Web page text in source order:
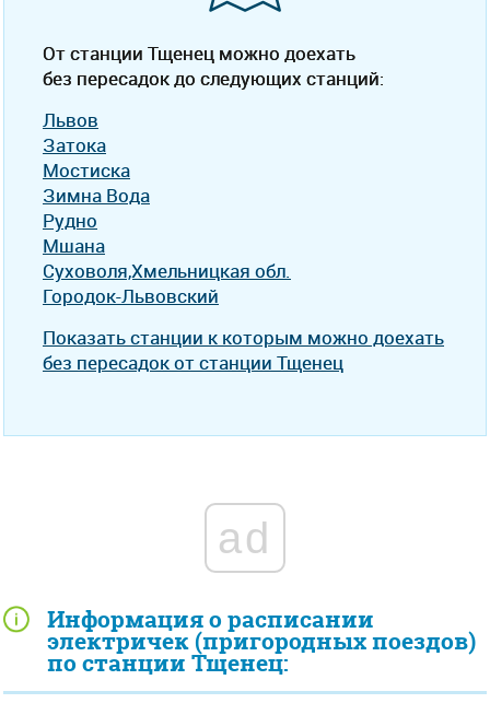
Информация о расписании
электричек (пригородных поездов)
по станции Тщенец:
От станции Тщенец можно доехать
без пересадок до следующих станций:
Львов
Затока
Мостиска
Зимна Вода
Рудно
Мшана
Суховоля,Хмельницкая обл.
Городок-Львовский
Показать станции к которым можно доехать
без пересадок от станции Тщенец
ad